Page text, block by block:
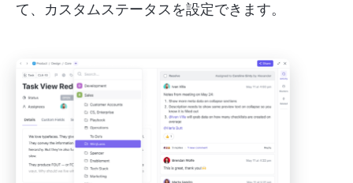
て、カスタムステータスを設定できます。